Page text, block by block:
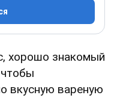
хорошо знакомый
вкусную вареную